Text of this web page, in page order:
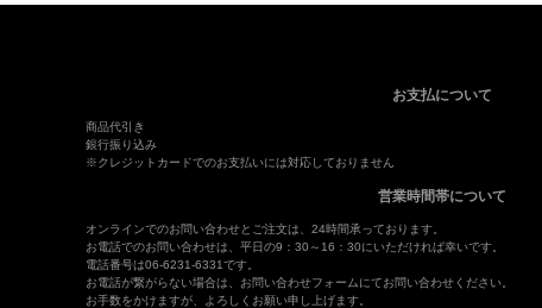
お支払について
商品代引き
銀行振り込み
※クレジットカードでのお支払いには対応しておりません
営業時間帯について
オンラインでのお問い合わせとご注文は、24時間承っております。
お電話でのお問い合わせは、平日の9：30～16：30にいただければ幸いです。
電話番号は06-6231-6331です。
お電話が繋がらない場合は、 お問い合わせフォームにてお問い合わせください。
お手数をかけますが、よろしくお願い申し上げます。